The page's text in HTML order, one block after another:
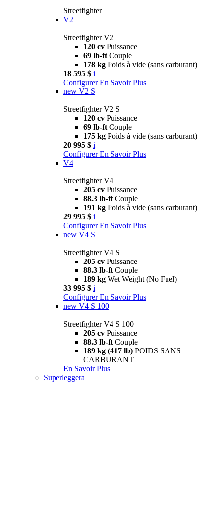
Streetfighter
V2
Streetfighter V2
120 cv Puissance
69 lb-ft Couple
178 kg Poids à vide (sans carburant)
18 595 $ i
Configurer En Savoir Plus
new V2 S
Streetfighter V2 S
120 cv Puissance
69 lb-ft Couple
175 kg Poids à vide (sans carburant)
20 995 $ i
Configurer En Savoir Plus
V4
Streetfighter V4
205 cv Puissance
88.3 lb-ft Couple
191 kg Poids à vide (sans carburant)
29 995 $ i
Configurer En Savoir Plus
new V4 S
Streetfighter V4 S
205 cv Puissance
88.3 lb-ft Couple
189 kg Wet Weight (No Fuel)
33 995 $ i
Configurer En Savoir Plus
new V4 S 100
Streetfighter V4 S 100
205 cv Puissance
88.3 lb-ft Couple
189 kg (417 lb) POIDS SANS
CARBURANT
En Savoir Plus
Superleggera